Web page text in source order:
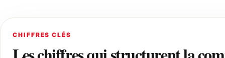
CHIFFRES CLÉS